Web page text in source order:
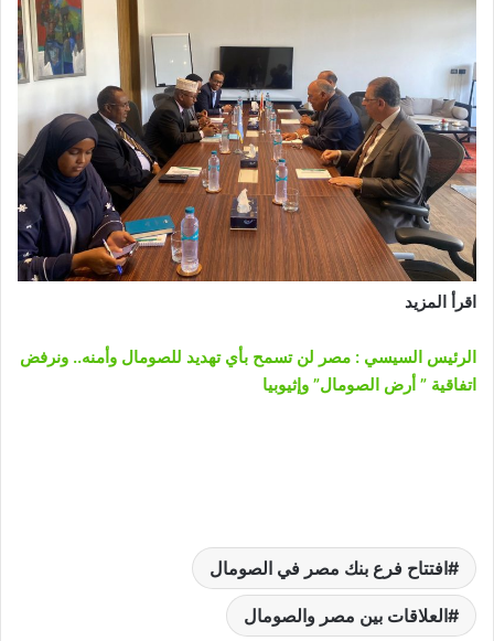
اقرأ المزيد
الرئيس السيسي : مصر لن تسمح بأي تهديد للصومال وأمنه.. ونرفض
اتفاقية ” أرض الصومال” وإثيوبيا
افتتاح فرع بنك مصر في الصومال
العلاقات بين مصر والصومال